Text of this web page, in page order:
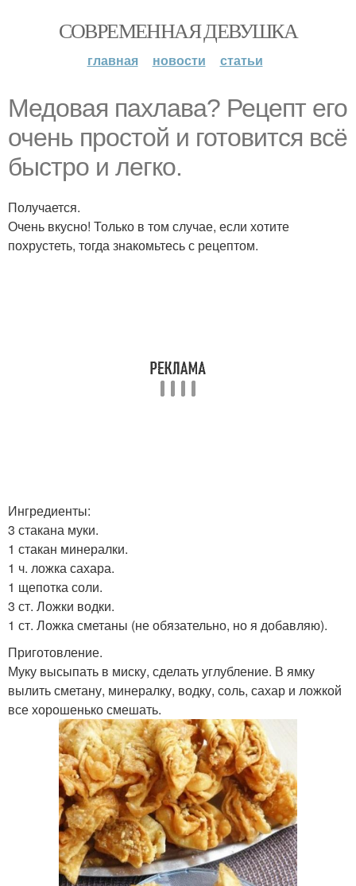
СОВРЕМЕННАЯ ДЕВУШКА
главная новости статьи
Медовая пахлава? Рецепт его
очень простой и готовится всё
быстро и легко.
Получается.
Очень вкусно! Только в том случае, если хотите
похрустеть, тогда знакомьтесь с рецептом.
Ингредиенты:
3 стакана муки.
1 стакан минералки.
1 ч. ложка сахара.
1 щепотка соли.
3 ст. Ложки водки.
1 ст. Ложка сметаны (не обязательно, но я добавляю).
Приготовление.
Муку высыпать в миску, сделать углубление. В ямку
вылить сметану, минералку, водку, соль, сахар и ложкой
все хорошенько смешать.